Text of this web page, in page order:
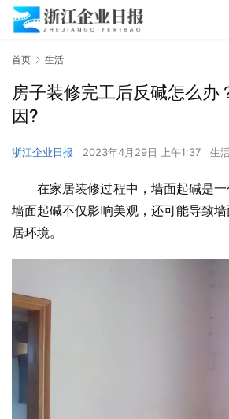
首页 生活
房子装修完工后反碱怎么办
因?
浙江企业日报 2023年4月29日 上午1:37 生
在家居装修过程中，墙面起碱是一
墙面起碱不仅影响美观，还可能导致
居环境。